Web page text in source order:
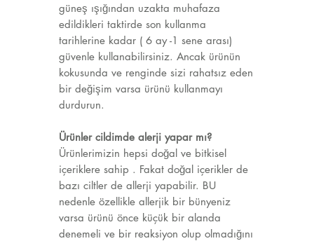
güneş ışığından uzakta muhafaza
edildikleri taktirde son kullanma
tarihlerine kadar ( 6 ay -1 sene arası)
güvenle kullanabilirsiniz. Ancak ürünün
kokusunda ve renginde sizi rahatsız eden
bir değişim varsa ürünü kullanmayı
durdurun.
Ürünler cildimde alerji yapar mı?
Ürünlerimizin hepsi doğal ve bitkisel
içeriklere sahip . Fakat doğal içerikler de
bazı ciltler de allerji yapabilir. BU
nedenle özellikle allerjik bir bünyeniz
varsa ürünü önce küçük bir alanda
denemeli ve bir reaksiyon olup olmadığını